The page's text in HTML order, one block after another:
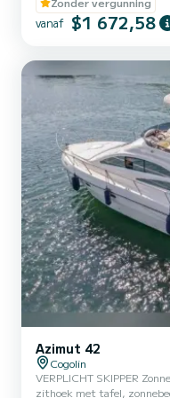
balkons en creëert een
Gebouwd op een dubbele
vanaf $1 672,58
Azimut 42
Cogolin
VERPLICHT SKIPPER Zonnebed vooraan. Bovenste dek: U-vormige
zithoek met tafel,